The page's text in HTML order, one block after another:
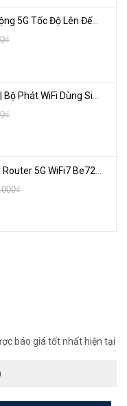
ZTE U30 Pro | WiFi Di Động 5G Tốc Độ Lên Đến 500Mbps, Màn Hình Cảm Ứng
báo giá tốt nhất hiện tại